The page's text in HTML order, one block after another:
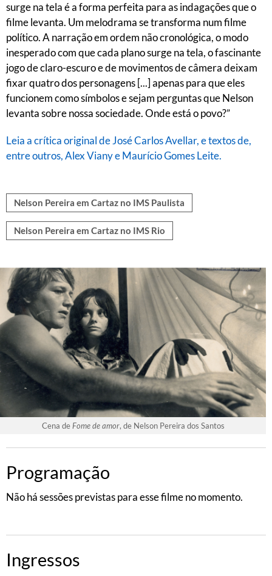
surge na tela é a forma perfeita para as indagações que o
filme levanta. Um melodrama se transforma num filme
político. A narração em ordem não cronológica, o modo
inesperado com que cada plano surge na tela, o fascinante
jogo de claro-escuro e de movimentos de câmera deixam
fixar quatro dos personagens [...] apenas para que eles
funcionem como símbolos e sejam perguntas que Nelson
levanta sobre nossa sociedade. Onde está o povo?”
Leia a crítica original de José Carlos Avellar, e textos de,
entre outros, Alex Viany e Maurício Gomes Leite.
Nelson Pereira em Cartaz no IMS Paulista
Nelson Pereira em Cartaz no IMS Rio
Cena deFome de amor, de Nelson Pereira dos Santos
Programação
Não há sessões previstas para esse filme no momento.
Ingressos